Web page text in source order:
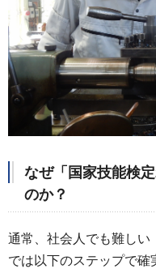
なぜ「国家技能検
のか？
通常、社会人でも難しい
では以下のステップで確